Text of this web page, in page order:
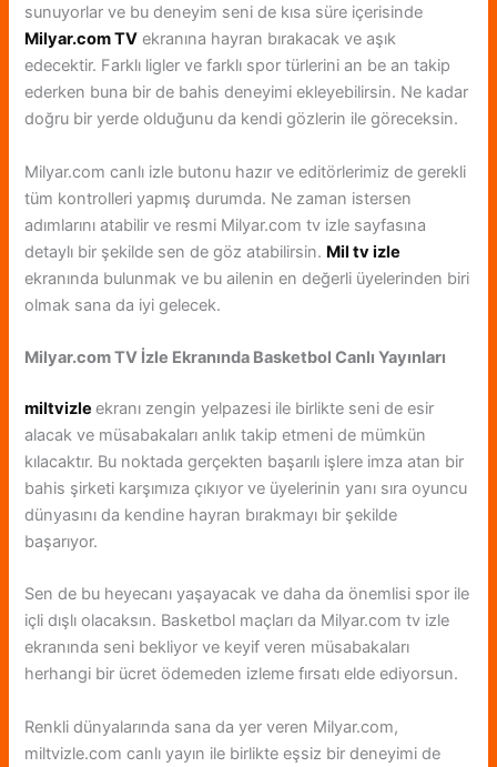
sunuyorlar ve bu deneyim seni de kısa süre içerisinde
Milyar.com TV ekranına hayran bırakacak ve aşık
edecektir. Farklı ligler ve farklı spor türlerini an be an takip
ederken buna bir de bahis deneyimi ekleyebilirsin. Ne kadar
doğru bir yerde olduğunu da kendi gözlerin ile göreceksin.
Milyar.com canlı izle butonu hazır ve editörlerimiz de gerekli
tüm kontrolleri yapmış durumda. Ne zaman istersen
adımlarını atabilir ve resmi Milyar.com tv izle sayfasına
detaylı bir şekilde sen de göz atabilirsin. Mil tv izle
ekranında bulunmak ve bu ailenin en değerli üyelerinden biri
olmak sana da iyi gelecek.
Milyar.com TV İzle Ekranında Basketbol Canlı Yayınları
miltvizle ekranı zengin yelpazesi ile birlikte seni de esir
alacak ve müsabakaları anlık takip etmeni de mümkün
kılacaktır. Bu noktada gerçekten başarılı işlere imza atan bir
bahis şirketi karşımıza çıkıyor ve üyelerinin yanı sıra oyuncu
dünyasını da kendine hayran bırakmayı bir şekilde
başarıyor.
Sen de bu heyecanı yaşayacak ve daha da önemlisi spor ile
içli dışlı olacaksın. Basketbol maçları da Milyar.com tv izle
ekranında seni bekliyor ve keyif veren müsabakaları
herhangi bir ücret ödemeden izleme fırsatı elde ediyorsun.
Renkli dünyalarında sana da yer veren Milyar.com,
miltvizle.com canlı yayın ile birlikte eşsiz bir deneyimi de